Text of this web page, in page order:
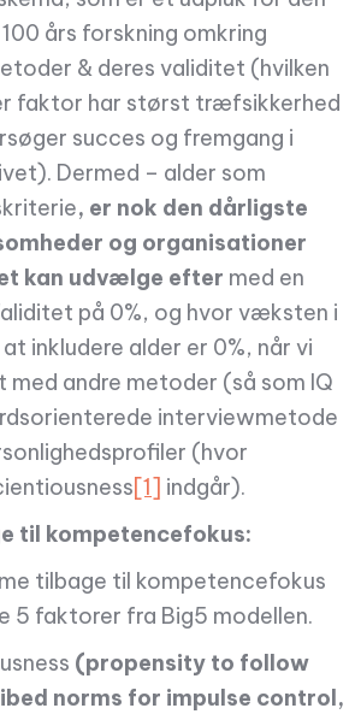
års forskning omkring
& deres validitet (hvilken
faktor har størst træfsikkerhed
succes og fremgang i
Dermed – alder som
, er nok den dårligste
og organisationer
kan udvælge efter med en
på 0%, og hvor væksten i
inkludere alder er 0%, når vi
med andre metoder (så som IQ
interviewmetode
(hvor
[1] indgår).
til kompetencefokus:
tilbage til kompetencefokus
5 faktorer fra Big5 modellen.
(propensity to follow
norms for impulse control,